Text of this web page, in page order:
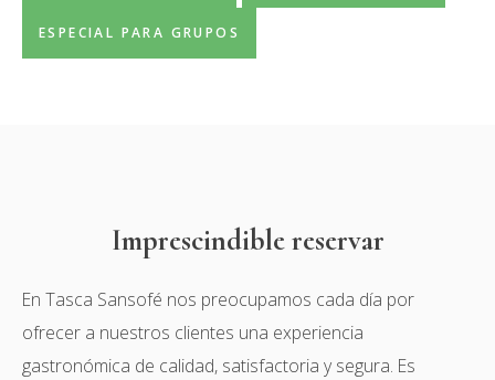
ESPECIAL PARA GRUPOS
Imprescindible reservar
En Tasca Sansofé nos preocupamos cada día por
ofrecer a nuestros clientes una experiencia
gastronómica de calidad, satisfactoria y segura. Es